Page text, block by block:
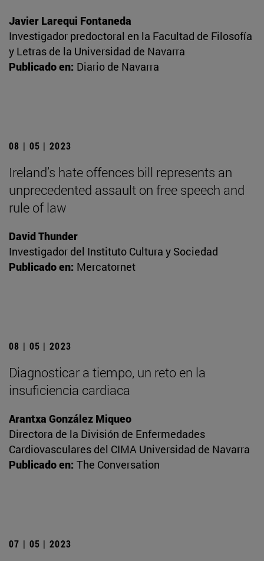
Javier Larequi Fontaneda
Investigador predoctoral en la Facultad de Filosofía
y Letras de la Universidad de Navarra
Publicado en: Diario de Navarra
08 | 05 | 2023
Ireland’s hate offences bill represents an
unprecedented assault on free speech and
rule of law
David Thunder
Investigador del Instituto Cultura y Sociedad
Publicado en: Mercatornet
08 | 05 | 2023
Diagnosticar a tiempo, un reto en la
insuficiencia cardiaca
Arantxa González Miqueo
Directora de la División de Enfermedades
Cardiovasculares del CIMA Universidad de Navarra
Publicado en: The Conversation
07 | 05 | 2023